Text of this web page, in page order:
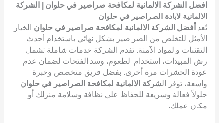
افضل الشركة الالمانية لمكافحة صراصير في حلوان | الشركة
الالمانية لابادة الصراصير في حلوان
تُعد أفضل الشركة الالمانية لمكافحة صراصير في حلوان الخيار
الأمثل للتخلص من الصراصير بشكل نهائي باستخدام أحدث
التقنيات والمواد الآمنة. تقدم الشركة خدمات شاملة تشمل
رش المبيدات، استخدام الطعوم، وسد الفتحات لضمان عدم
عودة الحشرات مرة أخرى. بفضل فريق متخصص وخبرة
واسعة، توفر الشركة الالمانية لمكافحة الصراصير في حلوان
حلولاً فعالة وسريعة للحفاظ على نظافة وسلامة منزلك أو
مكان عملك.